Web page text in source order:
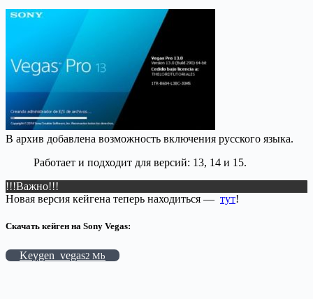
В архив добавлена возможность включения русского языка.
Работает и подходит для версий: 13, 14 и 15.
!!!Важно!!!
Новая версия кейгена теперь находиться — тут!
Скачать кейген на Sony Vegas:
Keygen_vegas2 Mb